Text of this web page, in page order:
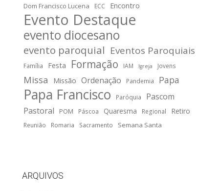
Dom Francisco Lucena
ECC Encontro
Evento Destaque
evento diocesano
evento paroquial Eventos Paroquiais
Família Festa Formação IAM Igreja Jovens
Missa Missão Ordenação Pandemia Papa
Papa Francisco Paróquia
Pascom
Pastoral
POM Páscoa Quaresma Regional Retiro
Reunião Romaria Sacramento Semana Santa
ARQUIVOS